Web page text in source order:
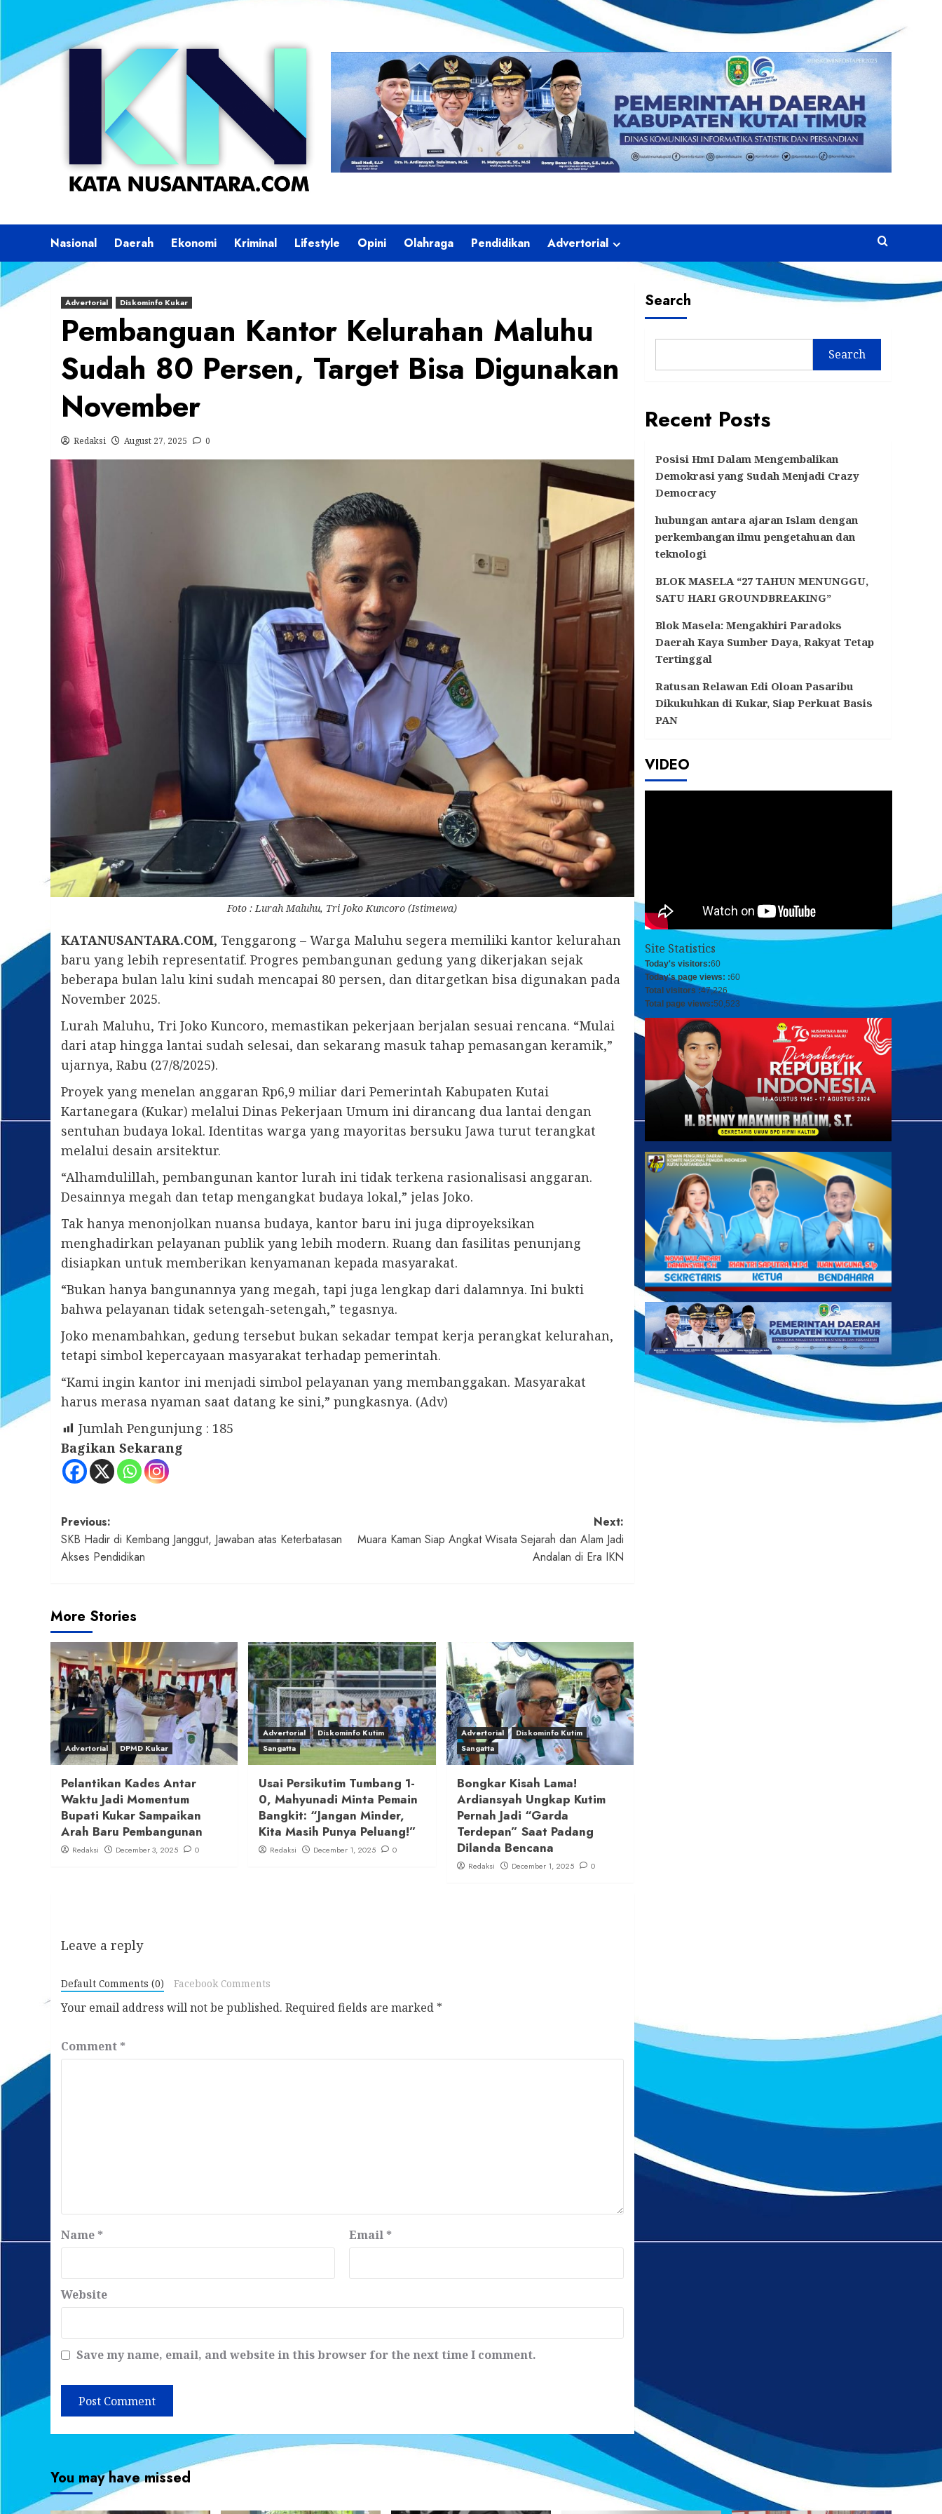
content
Nasional Daerah Ekonomi Kriminal Lifestyle Opini Olahraga Pendidikan Advertorial
Advertorial Diskominfo Kukar
Pembanguan Kantor Kelurahan Maluhu
Sudah 80 Persen, Target Bisa Digunakan
November
Redaksi August 27, 2025 0
Foto : Lurah Maluhu, Tri Joko Kuncoro (Istimewa)
KATANUSANTARA.COM, Tenggarong – Warga Maluhu segera memiliki kantor kelurahan
baru yang lebih representatif. Progres pembangunan gedung yang dikerjakan sejak
beberapa bulan lalu kini sudah mencapai 80 persen, dan ditargetkan bisa digunakan pada
November 2025.
Lurah Maluhu, Tri Joko Kuncoro, memastikan pekerjaan berjalan sesuai rencana. “Mulai
dari atap hingga lantai sudah selesai, dan sekarang masuk tahap pemasangan keramik,”
ujarnya, Rabu (27/8/2025).
Proyek yang menelan anggaran Rp6,9 miliar dari Pemerintah Kabupaten Kutai
Kartanegara (Kukar) melalui Dinas Pekerjaan Umum ini dirancang dua lantai dengan
sentuhan budaya lokal. Identitas warga yang mayoritas bersuku Jawa turut terangkat
melalui desain arsitektur.
“Alhamdulillah, pembangunan kantor lurah ini tidak terkena rasionalisasi anggaran.
Desainnya megah dan tetap mengangkat budaya lokal,” jelas Joko.
Tak hanya menonjolkan nuansa budaya, kantor baru ini juga diproyeksikan
menghadirkan pelayanan publik yang lebih modern. Ruang dan fasilitas penunjang
disiapkan untuk memberikan kenyamanan kepada masyarakat.
“Bukan hanya bangunannya yang megah, tapi juga lengkap dari dalamnya. Ini bukti
bahwa pelayanan tidak setengah-setengah,” tegasnya.
Joko menambahkan, gedung tersebut bukan sekadar tempat kerja perangkat kelurahan,
tetapi simbol kepercayaan masyarakat terhadap pemerintah.
“Kami ingin kantor ini menjadi simbol pelayanan yang membanggakan. Masyarakat
harus merasa nyaman saat datang ke sini,” pungkasnya. (Adv)
Jumlah Pengunjung : 185
Bagikan Sekarang
Post
navigation
Previous:
SKB Hadir di Kembang Janggut, Jawaban atas Keterbatasan
Akses Pendidikan
Next:
Muara Kaman Siap Angkat Wisata Sejarah dan Alam Jadi
Andalan di Era IKN
More Stories
Advertorial DPMD Kukar
Pelantikan Kades Antar
Waktu Jadi Momentum
Bupati Kukar Sampaikan
Arah Baru Pembangunan
Redaksi December 3, 2025 0
Advertorial
Diskominfo Kutim
Sangatta
Usai Persikutim Tumbang 1-
0, Mahyunadi Minta Pemain
Bangkit: “Jangan Minder,
Kita Masih Punya Peluang!”
Redaksi December 1, 2025 0
Advertorial
Diskominfo Kutim
Sangatta
Bongkar Kisah Lama!
Ardiansyah Ungkap Kutim
Pernah Jadi “Garda
Terdepan” Saat Padang
Dilanda Bencana
Redaksi December 1, 2025 0
Leave a reply
Default Comments (0) Facebook Comments
Your email address will not be published. Required fields are marked *
Comment *
Name * Email *
Website
Save my name, email, and website in this browser for the next time I comment.
Search
Search
Recent Posts
Posisi HmI Dalam Mengembalikan
Demokrasi yang Sudah Menjadi Crazy
Democracy
hubungan antara ajaran Islam dengan
perkembangan ilmu pengetahuan dan
teknologi
BLOK MASELA “27 TAHUN MENUNGGU,
SATU HARI GROUNDBREAKING”
Blok Masela: Mengakhiri Paradoks
Daerah Kaya Sumber Daya, Rakyat Tetap
Tertinggal
Ratusan Relawan Edi Oloan Pasaribu
Dikukuhkan di Kukar, Siap Perkuat Basis
PAN
VIDEO
Site Statistics
Today's visitors:60
Today's page views: :60
Total visitors :47,226
Total page views:50,523
You may have missed